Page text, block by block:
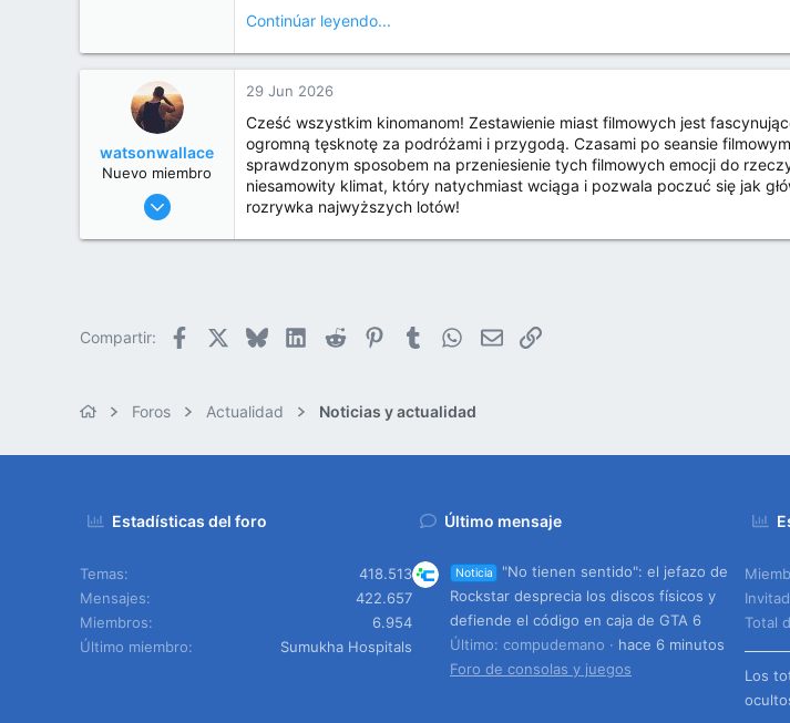
Continúar leyendo...
watsonwallace
Nuevo miembro
8 Jun 2026
Vancouver
29 Jun 2026
Cześć wszystkim kinomanom! Zestawienie miast filmowych jest
ogromną tęsknotę za podróżami i przygodą. Czasami po seansie
sprawdzonym sposobem na przeniesienie tych filmowych emocji do
niesamowity klimat, który natychmiast wciąga i pozwala poczuć się jak
rozrywka najwyższych lotów!
Compartir: Facebook BlueskyLinkedIn
Reddit PinterestTumblr WhatsApp
EmailEnlace
Foros Actualidad Noticias y actualidad
Estadísticas del foro
Temas
418.513
Mensajes
422.657
Miembros
6.954
Último miembro
Sumukha Hospitals
Último mensaje
Noticia
"No tienen sentido": el jefazo de
Rockstar desprecia los discos físicos y
defiende el código en caja de GTA 6
Último: compudemano
hace 6 minutos
Foro de consolas y juegos
Total
Los